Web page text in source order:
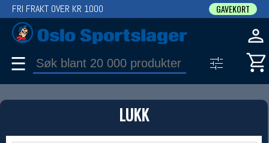
LUKK
FRI FRAKT OVER KR 1000 GAVEKORT
☰
PRODUKT
Produkter (1)
Bruk filter til å spisse søket